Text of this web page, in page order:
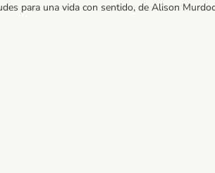
para una vida con sentido, de Alison